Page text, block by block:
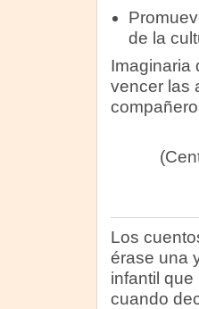
de la
Imaginaria
vencer las
Los
érase una
infantil
cuando